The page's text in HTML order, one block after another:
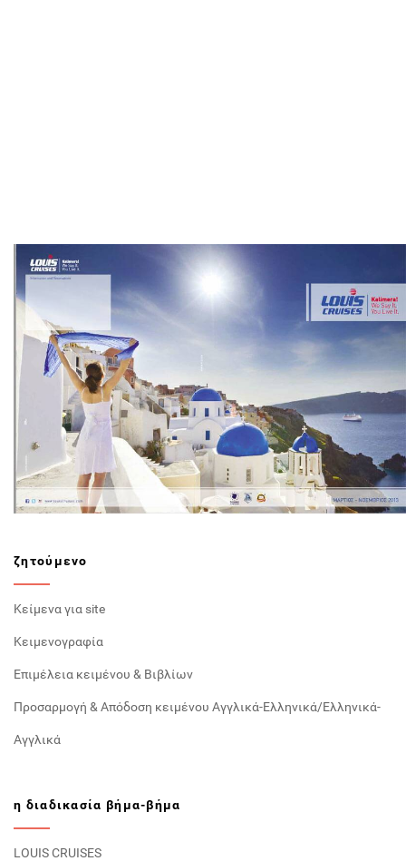
ζητούμενο
Κείμενα για site
Κειμενογραφία
Επιμέλεια κειμένου & Βιβλίων
Προσαρμογή & Απόδοση κειμένου Αγγλικά-Ελληνικά/Ελληνικά-
Αγγλικά
η διαδικασία βήμα-βήμα
LOUIS CRUISES